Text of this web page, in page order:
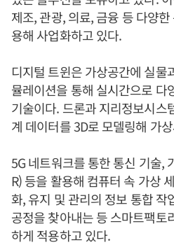
제조, 관광, 의료, 금융 등 다양
용해 사업화하고 있다.
디지털 트윈은 가상공간에 실물
뮬레이션을 통해 실시간으로 다
기술이다. 드론과 지리정보시스
계 데이터를 3D로 모델링해 가
5G 네트워크를 통한 통신 기술,
R) 등을 활용해 컴퓨터 속 가상
화, 유지 및 관리의 정보 통합 작
공정을 찾아내는 등 스마트팩토
하게 적용하고 있다.